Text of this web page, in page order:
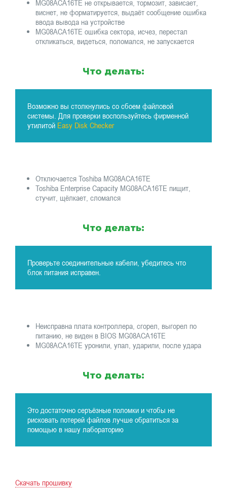
MG08ACA16TE не открывается, тормозит, зависает,
виснет, не форматируется, выдаёт сообщение ошибка
ввода вывода на устройстве
MG08ACA16TE ошибка сектора, исчез, перестал
откликаться, видеться, поломался, не запускается
Что делать:
Возможно вы столкнулись со сбоем файловой
системы. Для проверки воспользуйтесь фирменной
утилитой Easy Disk Checker
Отключается Toshiba MG08ACA16TE
Toshiba Enterprise Capacity MG08ACA16TE пищит,
стучит, щёлкает, сломался
Что делать:
Проверьте соединительные кабели, убедитесь что
блок питания исправен.
Неисправна плата контроллера, сгорел, выгорел по
питанию, не виден в BIOS MG08ACA16TE
MG08ACA16TE уронили, упал, ударили, после удара
Что делать:
Это достаточно серъёзные поломки и чтобы не
рисковать потерей файлов лучше обратиться за
помощью в нашу лабораторию
Скачать прошивку